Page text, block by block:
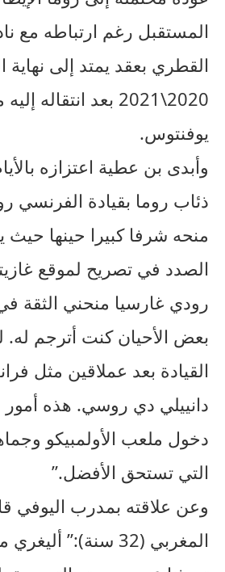
المستقبل رغم ارتباطه مع
القطري بعقد يمتد إلى
2020\2021 بعد انتقاله
يوفنتوس.
وأبدى بن عطية اعتزازه
ذئاب روما بقيادة الفرنسي
منحه شرفا كبيرا حينها
الصدد في تصريح لموقع
رودي غارسيا منحني الثقة
بعض الأحيان كنت أترجم
القيادة بعد عملاقين مثل
دانييلي دي روسي. هذه أمور
دخول ملعب الأولمبيكو
التي تستحق الأفضل.”
وعن علاقته بمدرب اليوفي
المغربي (32 سنة):”